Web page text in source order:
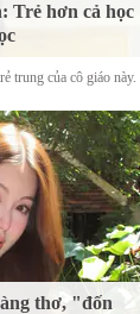
Trẻ hơn cả học
trung của cô giáo này.
thơ, "đốn